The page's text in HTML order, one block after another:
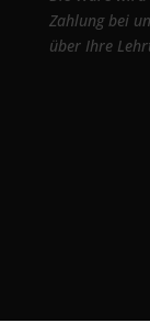
Zahlung bei
über Ihre